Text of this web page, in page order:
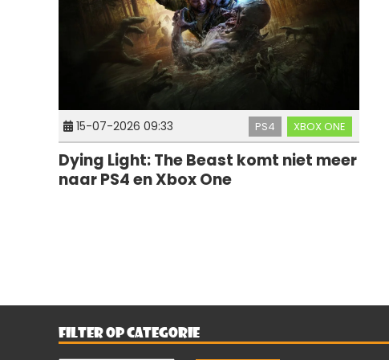
15-07-2026 09:33 PS4 XBOX ONE
Dying Light: The Beast komt niet meer
naar PS4 en Xbox One
FILTER OP CATEGORIE